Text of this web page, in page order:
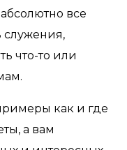
все
служения,
что-то или
как и где
а вам